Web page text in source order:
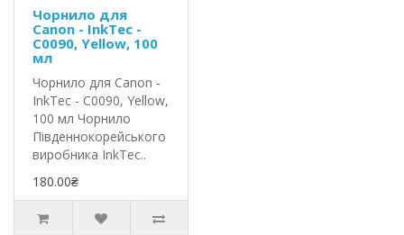
Чорнило для
Canon - InkTec -
C0090, Yellow, 100
мл
Чорнило для Canon -
InkTec - C0090, Yellow,
100 мл Чорнило
Південнокорейського
виробника InkTec..
180.00₴